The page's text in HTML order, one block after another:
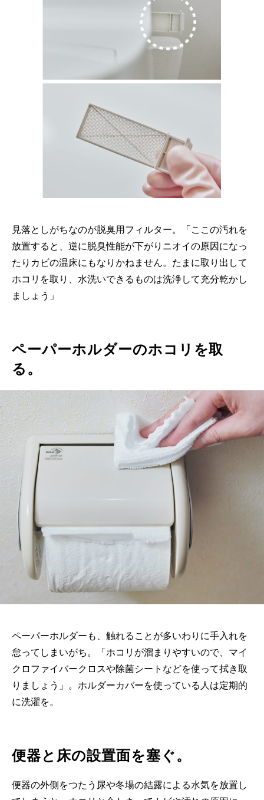
見落としがちなのが脱臭用フィルター。「ここの汚れを
放置すると、逆に脱臭性能が下がりニオイの原因になっ
たりカビの温床にもなりかねません。たまに取り出して
ホコリを取り、水洗いできるものは洗浄して充分乾かし
ましょう」
ペーパーホルダーのホコリを取
る。
ペーパーホルダーも、触れることが多いわりに手入れを
怠ってしまいがち。「ホコリが溜まりやすいので、マイ
クロファイバークロスや除菌シートなどを使って拭き取
りましょう」。ホルダーカバーを使っている人は定期的
に洗濯を。
便器と床の設置面を塞ぐ。
便器の外側をつたう尿や冬場の結露による水気を放置し